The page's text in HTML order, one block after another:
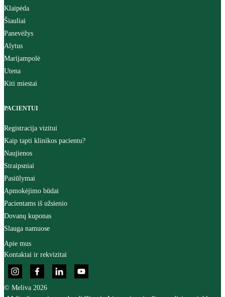
Klaipėda
Šiauliai
Panevėžys
Alytus
Marijampolė
Utena
Kiti miestai
PACIENTUI
Registracija vizitui
Kaip tapti klinikos pacientu?
Naujienos
Straipsniai
Pasiūlymai
Apmokėjimo būdai
Pacientams iš užsienio
Dovanų kuponas
Slauga namuose
Apie mus
Kontaktai ir rekvizitai
© Meliva 2026